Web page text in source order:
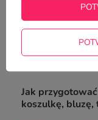
Jak
koszulkę,